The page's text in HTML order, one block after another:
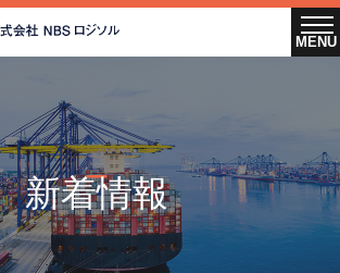
新着情報